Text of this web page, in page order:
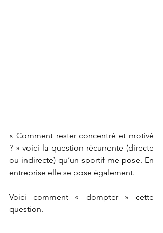
« Comment rester concentré et motivé
? » voici la question récurrente (directe
ou indirecte) qu’un sportif me pose. En
entreprise elle se pose également.
Voici comment « dompter » cette
question.